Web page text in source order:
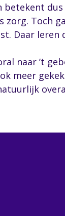
Toch
Daar leren
naar ’t
meer